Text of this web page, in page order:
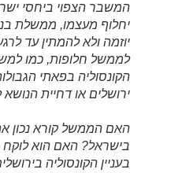
המשבר הצפוי ביחסי
יחלוף מעצמו, ממשלת
יוזמה ולא להמתין עד
לממשל חלופות, כמו
הקונסוליה בפאתי
ירושלים או דחיית
האם הממשל קורא נכון
בישראל? האם הוא
בעניין הקונסוליה